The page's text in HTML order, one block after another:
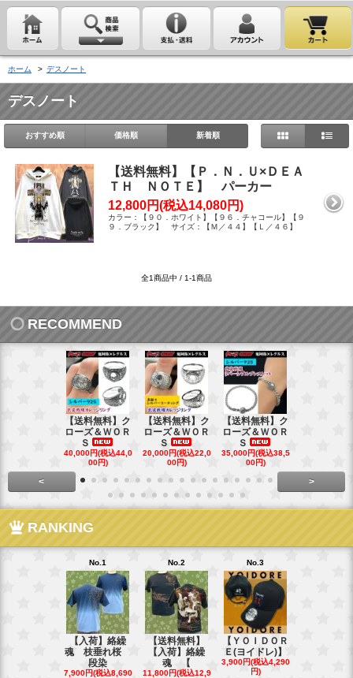
ホーム > デスノート
デスノート
おすすめ順 価格順 新着順
【送料無料】【Ｐ．Ｎ．Ｕ×ＤＥＡ
ＴＨ ＮＯＴＥ】 パーカー
12,800円(税込14,080円)
カラー：【９０．ホワイト】【９６．チャコール】【９
９．ブラック】 サイズ：【Ｍ／４４】【Ｌ／４６】
全1商品中 / 1-1商品
RECOMMEND
【送料無料】ク
ローズ＆ＷＯＲ
Ｓ
40,000円(税込44,0
00円)
【送料無料】ク
ローズ＆ＷＯＲ
Ｓ
20,000円(税込22,0
00円)
【送料無料】ク
ローズ＆ＷＯＲ
Ｓ
35,000円(税込38,5
00円)
< >
RANKING
No.1
【入荷】絡繰
魂 枝垂れ桜
段染
7,900円(税込8,690
No.2
【送料無料】
【入荷】絡繰
魂 【
11,800円(税込12,9
No.3
【ＹＯＩＤＯＲ
Ｅ(ヨイドレ)】
3,900円(税込4,290
円)